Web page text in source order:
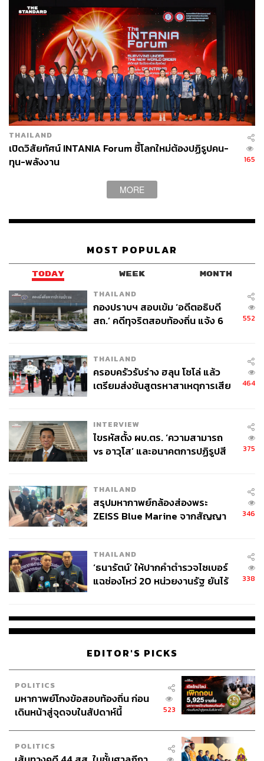
THAILAND
เปิดวิสัยทัศน์ INTANIA Forum ชี้โลกใหม่ต้องปฏิรูปคน-
ทุน-พลังงาน
165
MORE
MOST POPULAR
TODAY WEEK MONTH
THAILAND
กองปราบฯ สอบเข้ม ‘อดีตอธิบดี
สถ.’ คดีทุจริตสอบท้องถิ่น แจ้ง 6
552
THAILAND
ครอบครัวรับร่าง ฮลุน โซโล่ แล้ว
เตรียมส่งชันสูตรหาสาเหตุการเสีย
464
INTERVIEW
ไขรหัสตั้ง ผบ.ตร. ‘ความสามารถ
vs อาวุโส’ และอนาคตการปฏิรูปสี
375
THAILAND
สรุปมหากาพย์กล้องส่องพระ
ZEISS Blue Marine จากสัญญา
จ่ายหนี้-แอบระบุแบรนด์
346
THAILAND
‘ธนารัตน์’ ให้ปากคำตำรวจไซเบอร์
แฉช่องโหว่ 20 หน่วยงานรัฐ ยันไร้
338
EDITOR'S PICKS
POLITICS
มหากาพย์โกงข้อสอบท้องถิ่น ก่อน
เดินหน้าสู่จุดจบในสัปดาห์นี้
523
POLITICS